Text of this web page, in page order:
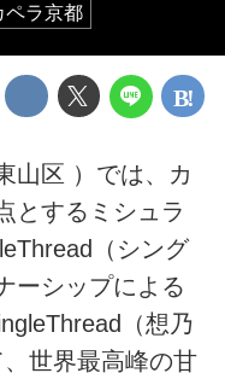
ペラ京都
山区 ）では、カ
とするミシュラ
（シング
ーシップによる
（想乃
世界最高峰の甘